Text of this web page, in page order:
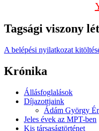
Tagsági viszony
A belépési nyilatkozat
Krónika
Állásfoglalások
Díjazottjaink
Ádám György
Jeles évek az MPT-ben
Kis társaságtörténet